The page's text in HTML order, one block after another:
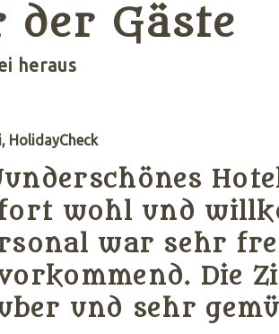
der Gäste
heraus
HolidayCheck
wohl und
war sehr
Die
und sehr